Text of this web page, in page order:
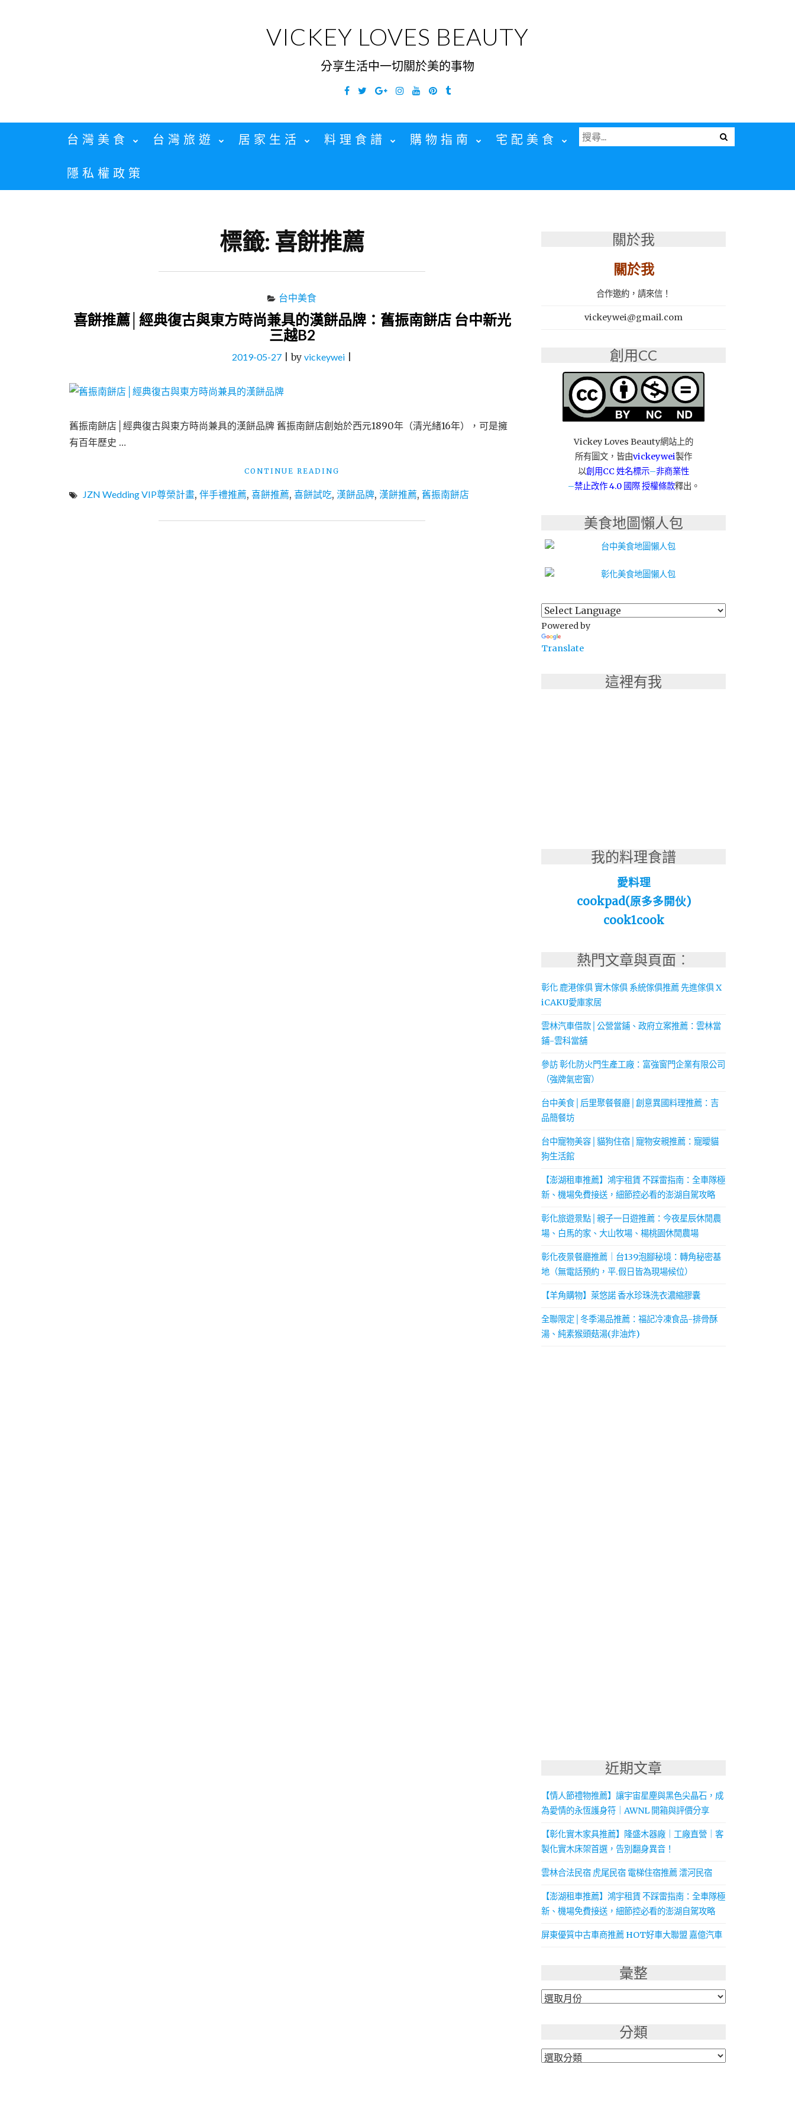
VICKEY LOVES BEAUTY
分享生活中一切關於美的事物
Facebook
TwitterGoogleInstagramYouTubePinterest
Tumblr
台灣美食 台灣旅遊 居家生活 料理食譜 購物指南 宅配美食
隱私權政策
Menu
搜
尋
標籤: 喜餅推薦
台中美食
喜餅推薦│經典復古與東方時尚兼具的漢餅品牌：舊振南餅店 台中新光
三越B2
2019-05-27 |by vickeywei
舊振南餅店│經典復古與東方時尚兼具的漢餅品牌 舊振南餅店創始於西元1890年（清光緒16年），可是擁
有百年歷史 …
CONTINUE READING
推
│
JZN Wedding VIP尊榮計畫, 伴手禮推薦, 喜餅推薦, 喜餅試吃, 漢餅品牌, 漢餅推薦, 舊振南餅店
關於我
關於我
合作邀約，請來信！
vickeywei@gmail.com
創用CC
Vickey Loves Beauty網站上的
所有圖文，皆由vickeywei製作
以創用CC 姓名標示–非商業性
–禁止改作4.0 國際 授權條款釋出。
美食地圖懶人包
Powered by
Translate
這裡有我
我的料理食譜
愛料理
cookpad(原多多開伙)
cook1cook
熱門文章與頁面︰
彰化 鹿港傢俱 實木傢俱 系統傢俱推薦 先進傢俱 X
iCAKU愛庫家居
雲林汽車借款│公營當鋪、政府立案推薦：雲林當
鋪-雲科當舖
參訪 彰化防火門生產工廠：富強窗門企業有限公司
（強牌氣密窗）
台中美食│后里聚餐餐廳│創意異國料理推薦：吉
品簡餐坊
台中寵物美容│貓狗住宿│寵物安親推薦：寵曖貓
狗生活館
【澎湖租車推薦】鴻宇租賃 不踩雷指南：全車隊極
新、機場免費接送，細節控必看的澎湖自駕攻略
彰化旅遊景點│親子一日遊推薦：今夜星辰休閒農
場、白馬的家、大山牧場、楊桃園休閒農場
彰化夜景餐廳推薦｜台139泡腳秘境：轉角秘密基
地（無電話預約，平.假日皆為現場候位）
【羊角購物】萊悠諾 香水珍珠洗衣濃縮膠囊
全聯限定│冬季湯品推薦：福記冷凍食品-排骨酥
湯、純素猴頭菇湯(非油炸)
近期文章
【情人節禮物推薦】讓宇宙星塵與黑色尖晶石，成
為愛情的永恆護身符｜AWNL 開箱與評價分享
【彰化實木家具推薦】隆盛木器廠｜工廠直營｜客
製化實木床架首選，告別翻身異音！
雲林合法民宿 虎尾民宿 電梯住宿推薦 澐河民宿
【澎湖租車推薦】鴻宇租賃 不踩雷指南：全車隊極
新、機場免費接送，細節控必看的澎湖自駕攻略
屏東優質中古車商推薦 HOT好車大聯盟 嘉億汽車
彙整
彙
分類
分